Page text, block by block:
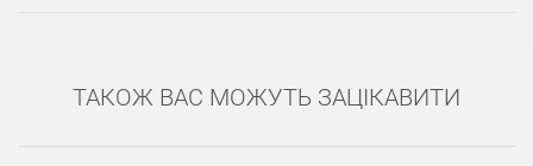
ТАКОЖ ВАС МОЖУТЬ ЗАЦІКАВИТИ